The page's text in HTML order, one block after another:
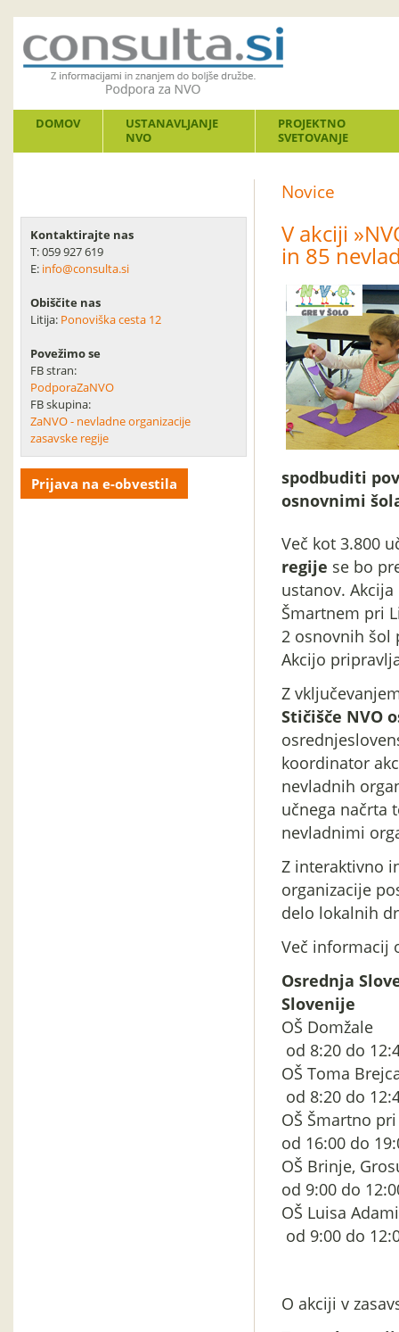
DOMOV
USTANAVLJANJE
NVO
PROJEKTNO
SVETOVANJE
Kontaktirajte nas
T: 059 927 619
E: info@consulta.si
Obiščite nas
Litija: Ponoviška cesta 12
Povežimo se
FB stran:
PodporaZaNVO
FB skupina:
ZaNVO - nevladne organizacije
zasavske regije
Prijava na e-obvestila
Novice
V akciji
in 85
spodbuditi
osnovnimi
Več kot 3.800
regije se bo
ustanov.
Šmartnem pri
2 osnovnih šol
Akcijo
Z
Stičišče NVO
koordinator
nevladnih
učnega načrta
nevladnimi
Z interaktivno
organizacije
delo lokalnih
Več informacij
Osrednja
Slovenije
OŠ
od 8:20 do
OŠ Toma
od 8:20 do
OŠ
od 16:00 do
OŠ
od 9:00 do
OŠ Luisa
od 9:00 do
O akciji v